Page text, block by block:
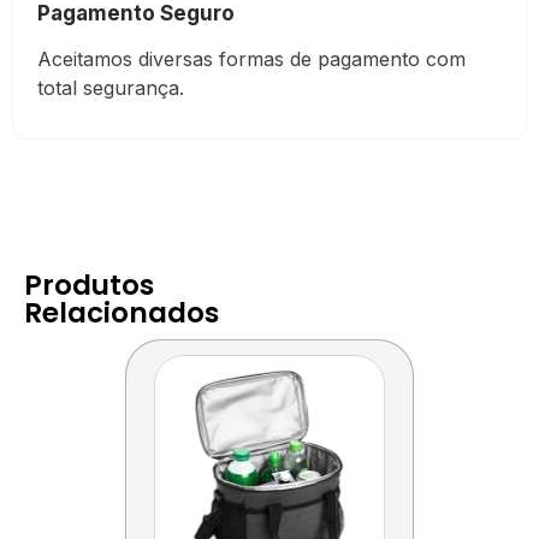
Pagamento Seguro
Aceitamos diversas formas de pagamento com
total segurança.
Produtos
Relacionados